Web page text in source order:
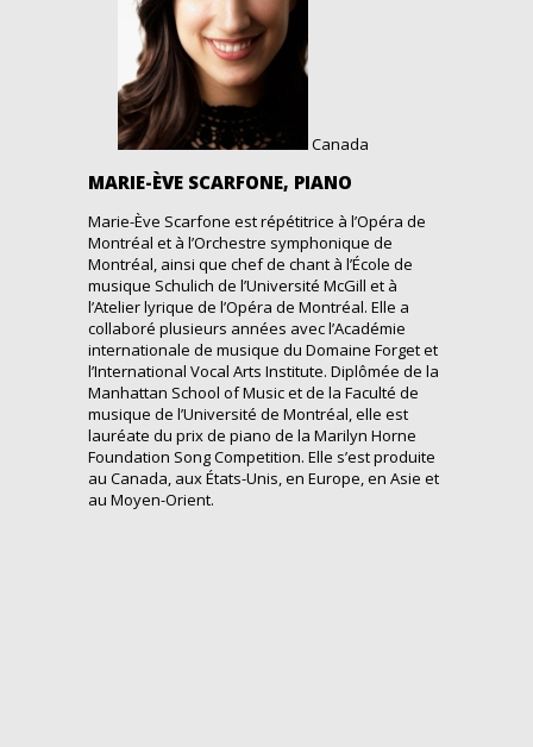
Canada
MARIE-ÈVE SCARFONE, PIANO
Marie-Ève Scarfone est répétitrice à l’Opéra de
Montréal et à l’Orchestre symphonique de
Montréal, ainsi que chef de chant à l’École de
musique Schulich de l’Université McGill et à
l’Atelier lyrique de l’Opéra de Montréal. Elle a
collaboré plusieurs années avec l’Académie
internationale de musique du Domaine Forget et
l’International Vocal Arts Institute. Diplômée de la
Manhattan School of Music et de la Faculté de
musique de l’Université de Montréal, elle est
lauréate du prix de piano de la Marilyn Horne
Foundation Song Competition. Elle s’est produite
au Canada, aux États-Unis, en Europe, en Asie et
au Moyen-Orient.